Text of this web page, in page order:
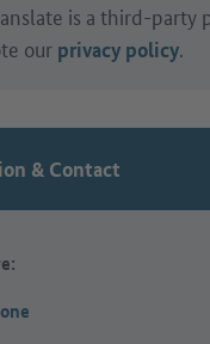
is a third-party
our privacy policy.
& Contact